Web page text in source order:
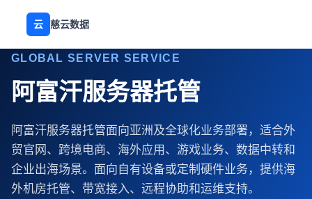
云 慈云数据
GLOBAL SERVER SERVICE
阿富汗服务器托管
阿富汗服务器托管面向亚洲及全球化业务部署，适合外
贸官网、跨境电商、海外应用、游戏业务、数据中转和
企业出海场景。面向自有设备或定制硬件业务，提供海
外机房托管、带宽接入、远程协助和运维支持。